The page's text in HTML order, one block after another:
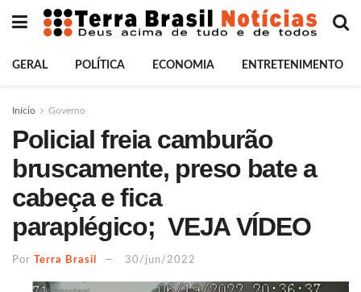
GERAL POLÍTICA ECONOMIA ENTRETENIMENTO
Início Governo
Policial freia camburão
bruscamente, preso bate a
cabeça e fica
paraplégico; VEJA VÍDEO
Por Terra Brasil 30/jun/2022